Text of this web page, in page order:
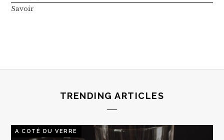
Savoir
TRENDING ARTICLES
A COTÉ DU VERRE